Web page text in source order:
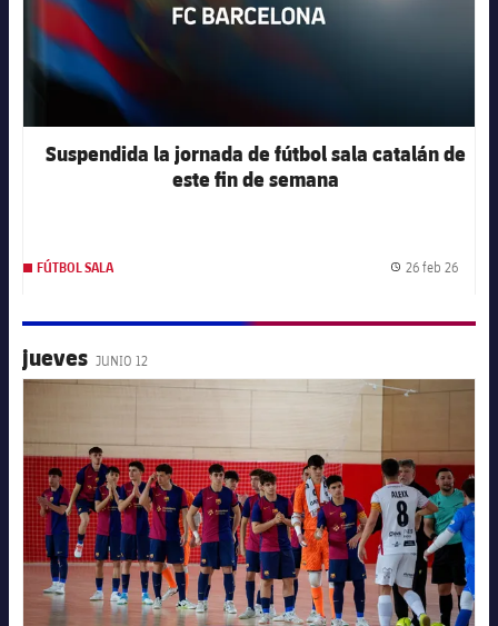
Suspendida la jornada de fútbol sala catalán de
este fin de semana
FÚTBOL SALA Fecha
26 feb 26
jueves JUNIO 12
FC Barcelona club badge